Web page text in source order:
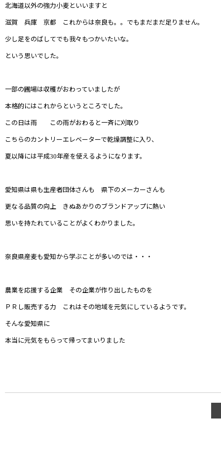
北海道以外の強力小麦といいますと
滋賀 兵庫 京都 これからは奈良も。。でもまだまだ足りません。
少し足をのばしてでも我々もつかいたいな。
という思いでした。
一部の圃場は収穫がおわっていましたが
本格的にはこれからというところでした。
この日は雨 この雨がおわると一斉に刈取り
こちらのカントリーエレベーターで乾燥調整に入り、
夏以降には平成30年産を使えるようになります。
愛知県は県も生産者団体さんも 県下のメーカーさんも
更なる品質の向上 きぬあかりのブランドアップに熱い
思いを持たれていることがよくわかりました。
奈良県産麦も愛知から学ぶことが多いのでは・・・
農業を応援する企業 その企業が作り出したものを
ＰＲし販売する力 これはその地域を元気にしているようです。
そんな愛知県に
本当に元気をもらって帰ってまいりました